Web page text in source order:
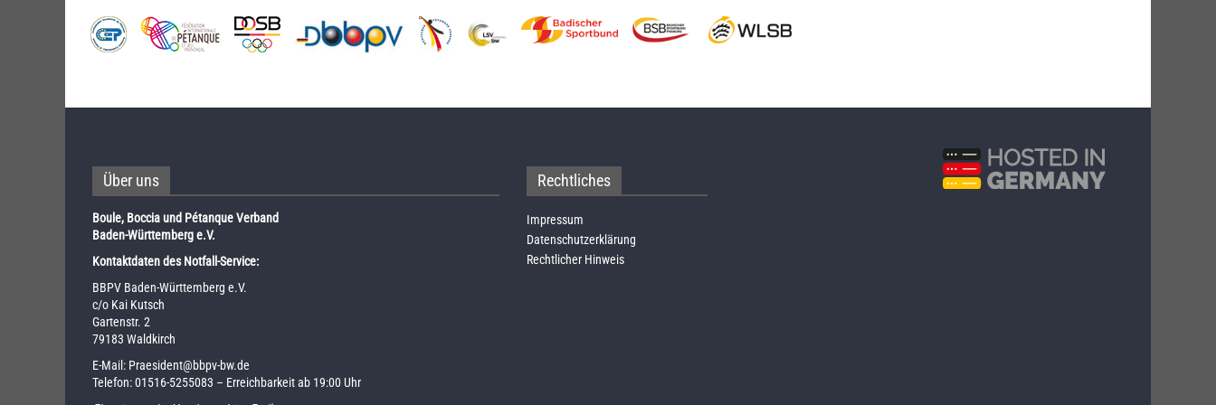
Über uns
Boule, Boccia und Pétanque Verband
Baden-Württemberg e.V.
Kontaktdaten des Notfall-Service:
BBPV Baden-Württemberg e.V.
c/o Kai Kutsch
Gartenstr. 2
79183 Waldkirch
E-Mail: Praesident@bbpv-bw.de
Telefon:01516-5255083 – Erreichbarkeit ab 19:00 Uhr
Rechtliches
Impressum
Datenschutzerklärung
Rechtlicher Hinweis